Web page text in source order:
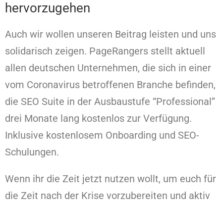
hervorzugehen
Auch wir wollen unseren Beitrag leisten und uns
solidarisch zeigen. PageRangers stellt aktuell
allen deutschen Unternehmen, die sich in einer
vom Coronavirus betroffenen Branche befinden,
die SEO Suite in der Ausbaustufe “Professional”
drei Monate lang kostenlos zur Verfügung.
Inklusive kostenlosem Onboarding und SEO-
Schulungen.
Wenn ihr die Zeit jetzt nutzen wollt, um euch für
die Zeit nach der Krise vorzubereiten und aktiv